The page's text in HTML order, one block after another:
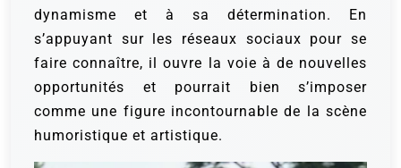
dynamisme et à sa détermination. En
s’appuyant sur les réseaux sociaux pour se
faire connaître, il ouvre la voie à de nouvelles
opportunités et pourrait bien s’imposer
comme une figure incontournable de la scène
humoristique et artistique.